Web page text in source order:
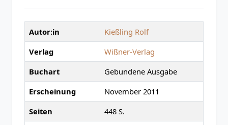
Autor:in
Kießling Rolf
Verlag
Wißner-Verlag
Buchart
Gebundene Ausgabe
Erscheinung
November 2011
Seiten
448 S.